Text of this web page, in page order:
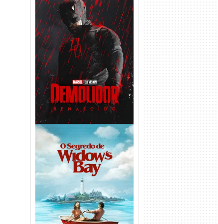
Demolidor: Renascido 2ª
Temporada (2026) WEB-DL
1080p Dual Áudio
O Segredo de Widow’s Bay
1ª Temporada Torrent (2026)
WEB-DL 1080p Dual Áudio